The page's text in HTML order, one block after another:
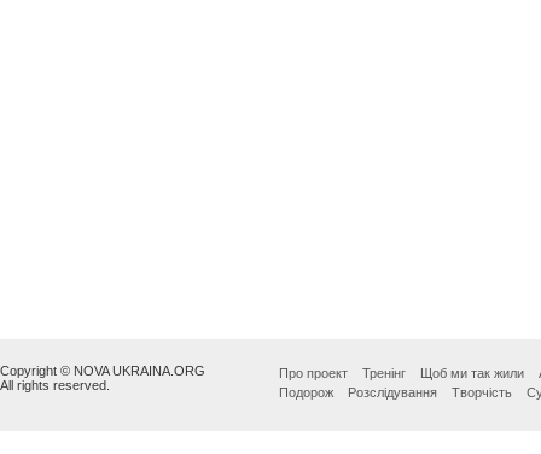
Copyright © NOVA UKRAINA.ORG
All rights reserved.
Про проект Тренінг Щоб ми так жили
Подорож
Розслідування Творчість